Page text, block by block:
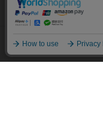
オーダースーツなら
しています。閲覧を続け
します。詳細については